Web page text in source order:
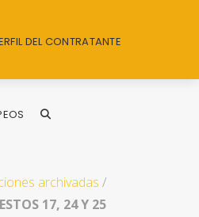
DEL CONTRATANTE
archivadas /
17, 24 Y 25